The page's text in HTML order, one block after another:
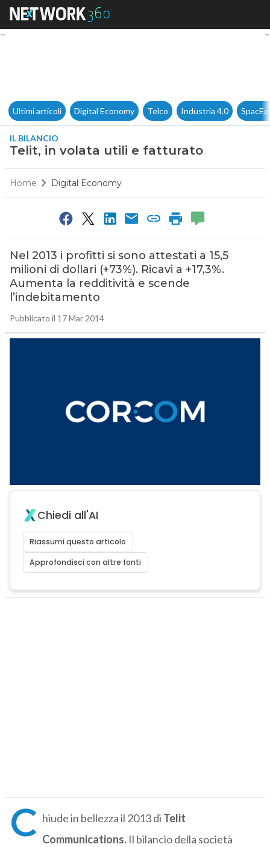
Telit, in volata utili e fatturato
Ultimi articoli Digital Economy Telco Industria 4.0
IL BILANCIO
Telit, in volata utili e fatturato
Home Digital Economy
Nel 2013 i profitti si sono attestati a 15,5
milioni di dollari (+73%). Ricavi a +17,3%.
Aumenta la redditività e scende
l’indebitamento
Pubblicato il 17 Mar 2014
Chiedi all'AI
Riassumi questo articolo
Approfondisci con altre fonti
C hiude in bellezza il 2013 di Telit
Communications. Il bilancio della società